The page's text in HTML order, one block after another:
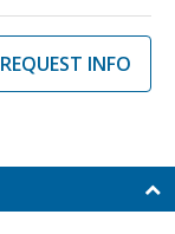
REQUEST INFO